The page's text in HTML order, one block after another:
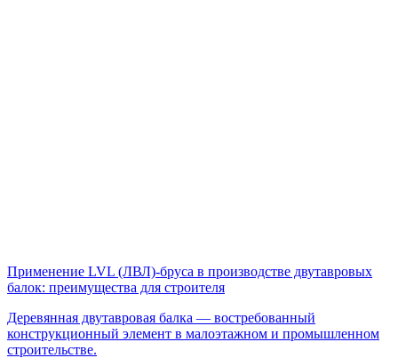
Применение LVL (ЛВЛ)-бруса в производстве двутавровых
балок: преимущества для строителя
Деревянная двутавровая балка — востребованный
конструкционный элемент в малоэтажном и промышленном
строительстве.